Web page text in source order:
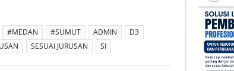
#MEDAN #SUMUT ADMIN
D3
SESUAI JURUSAN SI